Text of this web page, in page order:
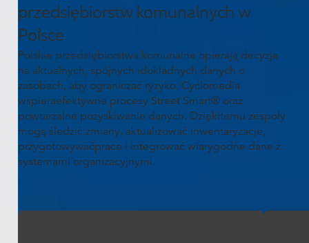
przedsiębiorstw komunalnych w
Polsce
Polskie przedsiębiorstwa komunalne opierają decyzje
na aktualnych, spójnych idokładnych danych o
zasobach, aby ograniczać ryzyko. Cyclomedia
wspieraefektywne procesy Street Smart® oraz
powtarzalne pozyskiwanie danych. Dziękitemu zespoły
mogą śledzić zmiany, aktualizować inwentaryzacje,
przygotowywaćprace i integrować wiarygodne dane z
systemami organizacyjnymi.